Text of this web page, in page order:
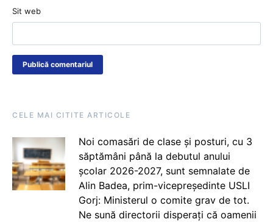
Sit web
CELE MAI CITITE ARTICOLE
Noi comasări de clase și posturi, cu 3
săptămâni până la debutul anului
școlar 2026-2027, sunt semnalate de
Alin Badea, prim-vicepreședinte USLI
Gorj: Ministerul o comite grav de tot.
Ne sună directorii disperați că oamenii